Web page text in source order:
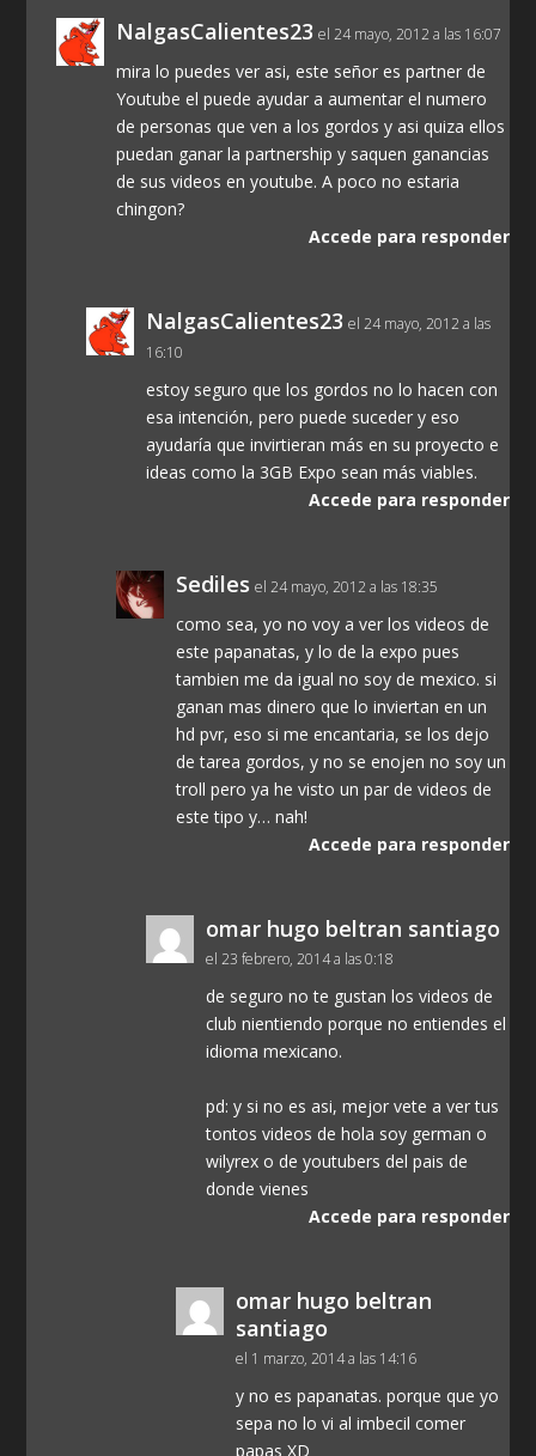
NalgasCalientes23 el 24 mayo, 2012 a las 16:07
mira lo puedes ver asi, este señor es partner de
Youtube el puede ayudar a aumentar el numero
de personas que ven a los gordos y asi quiza ellos
puedan ganar la partnership y saquen ganancias
de sus videos en youtube. A poco no estaria
chingon?
Accede para responder
NalgasCalientes23 el 24 mayo, 2012 a las
16:10
estoy seguro que los gordos no lo hacen con
esa intención, pero puede suceder y eso
ayudaría que invirtieran más en su proyecto e
ideas como la 3GB Expo sean más viables.
Accede para responder
Sediles el 24 mayo, 2012 a las 18:35
como sea, yo no voy a ver los videos de
este papanatas, y lo de la expo pues
tambien me da igual no soy de mexico. si
ganan mas dinero que lo inviertan en un
hd pvr, eso si me encantaria, se los dejo
de tarea gordos, y no se enojen no soy un
troll pero ya he visto un par de videos de
este tipo y… nah!
Accede para responder
omar hugo beltran santiago
el 23 febrero, 2014 a las 0:18
de seguro no te gustan los videos de
club nientiendo porque no entiendes el
idioma mexicano.
pd: y si no es asi, mejor vete a ver tus
tontos videos de hola soy german o
wilyrex o de youtubers del pais de
donde vienes
Accede para responder
omar hugo beltran
santiago
el 1 marzo, 2014 a las 14:16
y no es papanatas. porque que yo
sepa no lo vi al imbecil comer
papas XD